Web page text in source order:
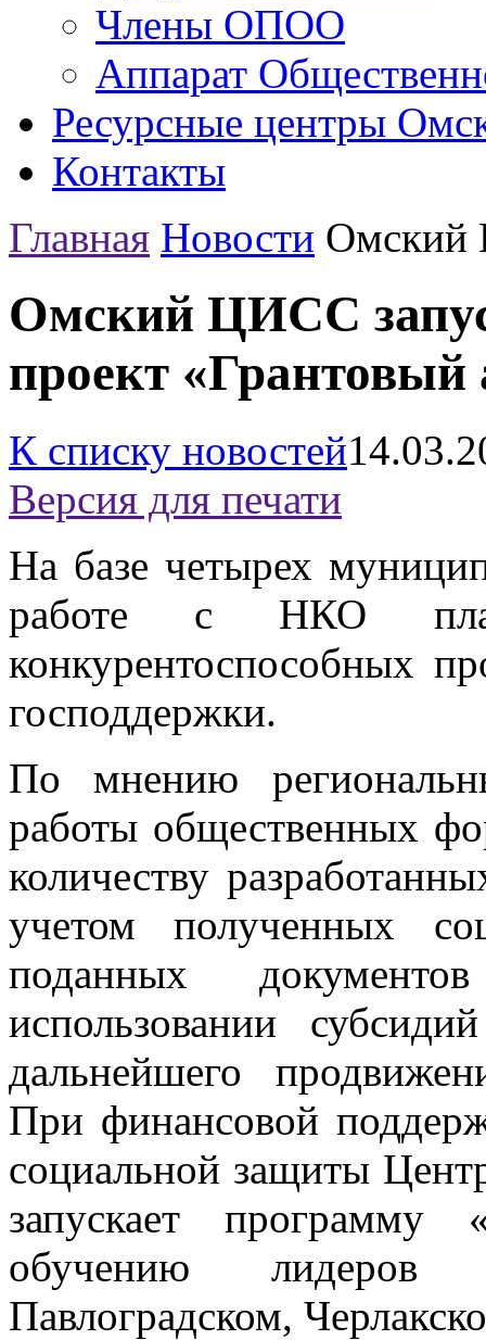
Члены ОПОО
Аппарат
Ресурсные центры
Контакты
Главная Новости Омский
Омский ЦИСС
проект «Грантовый
К списку новостей
Версия для печати
На базе четырех
работе с НКО
конкурентоспособных
господдержки.
По мнению
работы общественных
количеству
учетом полученных
поданных
использовании
дальнейшего
При финансовой
социальной защиты
запускает программу
обучению
Павлоградском,